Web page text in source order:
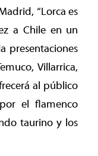
“Lorca es
a Chile en un
presentaciones
Villarrica,
al público
el flamenco
taurino y los